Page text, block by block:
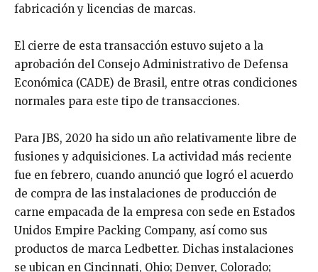
fabricación y licencias de marcas.
El cierre de esta transacción estuvo sujeto a la
aprobación del Consejo Administrativo de Defensa
Económica (CADE) de Brasil, entre otras condiciones
normales para este tipo de transacciones.
Para JBS, 2020 ha sido un año relativamente libre de
fusiones y adquisiciones. La actividad más reciente
fue en febrero, cuando anunció que logró el acuerdo
de compra de las instalaciones de producción de
carne empacada de la empresa con sede en Estados
Unidos Empire Packing Company, así como sus
productos de marca Ledbetter. Dichas instalaciones
se ubican en Cincinnati, Ohio; Denver, Colorado;